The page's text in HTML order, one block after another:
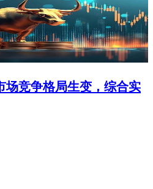
场竞争格局生变，综合实